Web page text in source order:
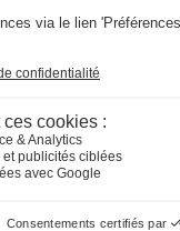
Bretagne Saint Yvi
-Voir sur la carte